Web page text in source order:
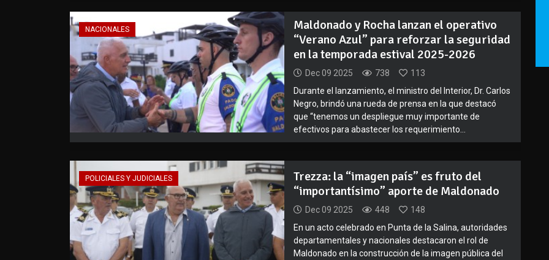
NACIONALES
Maldonado y Rocha lanzan el operativo
“Verano Azul” para reforzar la seguridad
en la temporada estival 2025-2026
Dec 09 2025 738
113
Durante el lanzamiento, el ministro del Interior, Dr. Carlos
Negro, brindó una rueda de prensa en la que destacó
que “tenemos un despliegue muy importante de
efectivos para abastecer los requerimiento...
POLICIALES Y JUDICIALES
Trezza: la “imagen país” es fruto del
“importantísimo” aporte de Maldonado
Dec 09 2025 448
148
En un acto celebrado en Punta de la Salina, autoridades
departamentales y nacionales destacaron el rol de
Maldonado en la construcción de la imagen pública del